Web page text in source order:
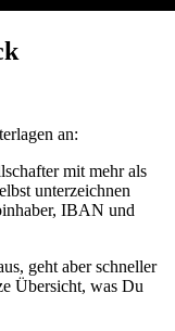
an:
mit mehr als
unterzeichnen
, IBAN und
, geht aber schneller
Übersicht, was Du